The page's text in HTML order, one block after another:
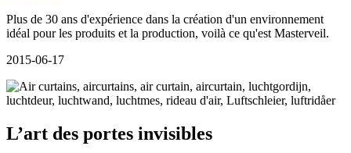
Plus de 30 ans d'expérience dans la création d'un environnement
idéal pour les produits et la production, voilà ce qu'est Masterveil.
2015-06-17
L’art des portes invisibles